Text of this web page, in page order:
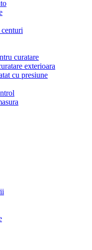
curatare
exterioara
cu presiune